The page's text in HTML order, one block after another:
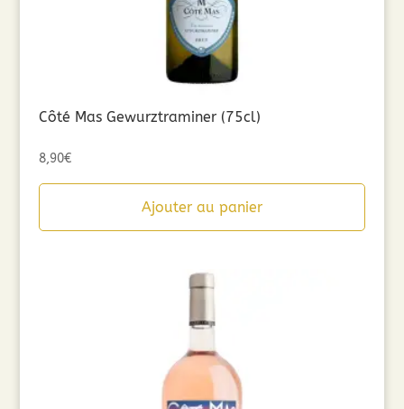
Côté Mas Gewurztraminer (75cl)
8,90€
Ajouter au panier